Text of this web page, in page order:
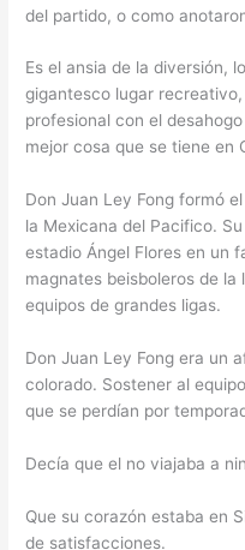
del partido, o como
Es el ansia de la diversión,
gigantesco lugar
profesional con el
mejor cosa que se tiene en
Don Juan Ley Fong formó
la Mexicana del Pacifico.
estadio Ángel Flores en un
magnates beisboleros de
equipos de grandes ligas.
Don Juan Ley Fong era un
colorado. Sostener al
que se perdían por
Decía que el no viajaba a
Que su corazón estaba en
de satisfacciones.